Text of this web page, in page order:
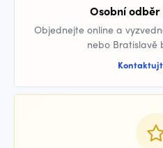
Osobní
Objednejte online a
nebo Bratislavě